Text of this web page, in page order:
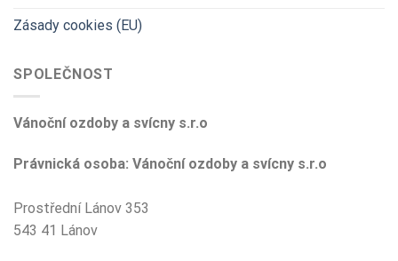
Zásady cookies (EU)
SPOLEČNOST
Vánoční ozdoby a svícny s.r.o
Právnická osoba: Vánoční ozdoby a svícny s.r.o
Prostřední Lánov 353
543 41 Lánov